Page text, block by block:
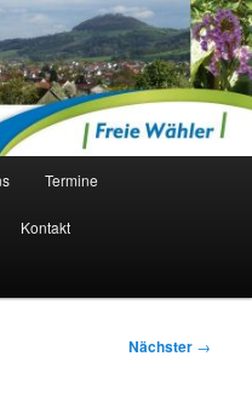
Termine
Kontakt
Nächster →